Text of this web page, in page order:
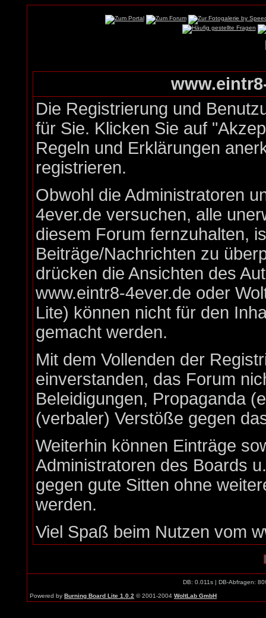
Die Registrierung und
für Sie. Klicken Sie auf
Regeln und Erklärungen
registrieren.
Obwohl die Administratoren
4ever.de versuchen, alle
diesem Forum fernzuhalten,
Beiträge/Nachrichten zu
drücken die Ansichten des
www.eintr8-4ever.de oder
Lite) können nicht für den
gemacht werden.
Mit dem Vollenden der
einverstanden, das Forum
Beleidigungen, Propaganda
(verbaler) Verstöße gegen
Weiterhin können Einträge
Administratoren des Boards
gegen gute Sitten ohne
werden.
Viel Spaß beim Nutzen vom
DB: 0.011s | DB-Abfragen:
Powered by Burning Board Lite 1.0.2 © 2001-2004 WoltLab GmbH